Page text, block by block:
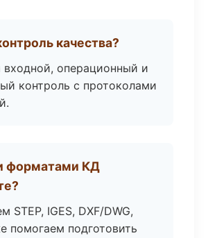
качества?
операционный и
контроль с протоколами
форматами КД
STEP, IGES, DXF/DWG,
помогаем подготовить